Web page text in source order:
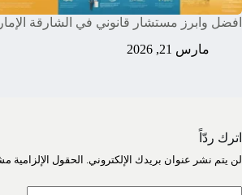
افضل وابرز مستشار قانوني في الشارقة
مارس 21, 2026
اترك ردّاً
لن يتم نشر عنوان بريدك الإلكتروني. الحقول الإلزامية